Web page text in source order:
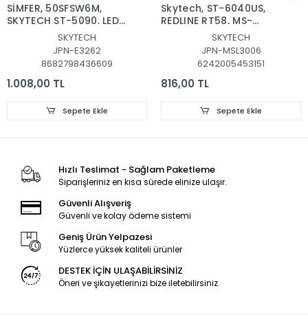
SİMFER, 50SFSW6M,
SKYTECH ST-5090, LED
BAR, JL.D50091330-
315CS-M_V03, MS-
L4703, JL.D50091330-
315CS-M_V02
SKYTECH
JPN-E3262
8682798436609
1.008,00 TL
Sepete Ekle
Skytech, ST-6040US, ​​​​​​​
REDLINE RT58, MS-
L3006 V2, Blaupunkt,
BL58245G, PROFİLO,
58PA525EG, LED BAR,
MS-L3006 V2 ,
JL.D58051330-006AS-
CX580DLEDM
SKYTECH
JPN-MSL3006
6242005453151
816,00 TL
Sepete Ekle
Hızlı Teslimat - Sağlam Paketleme
Siparişleriniz en kısa sürede elinize ulaşır.
Güvenli Alışveriş
Güvenli ve kolay ödeme sistemi
Geniş Ürün Yelpazesi
Yüzlerce yüksek kaliteli ürünler
DESTEK İÇİN ULAŞABİLİRSİNİZ
Öneri ve şikayetlerinizi bize iletebilirsiniz.